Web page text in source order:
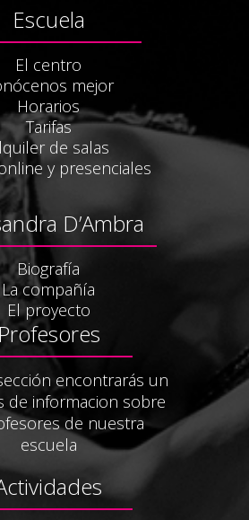
Escuela
El centro
mejor
Horarios
Tarifas
de salas
y presenciales
D’Ambra
Biografía
La compañía
El proyecto
Profesores
encontrarás un
de informacion sobre
de nuestra
escuela